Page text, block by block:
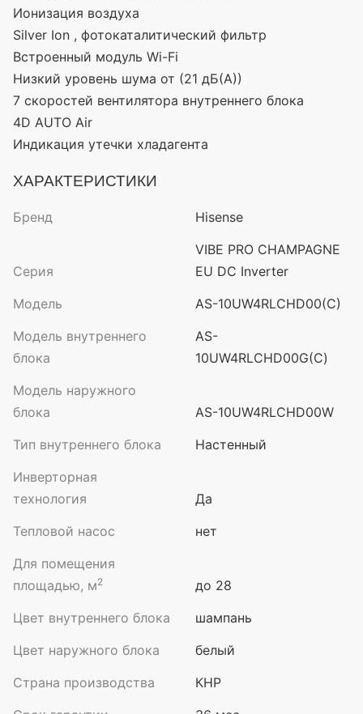
Ионизация воздуха
Silver Ion , фотокаталитический фильтр
Встроенный модуль Wi-Fi
Низкий уровень шума от (21 дБ(А))
7 скоростей вентилятора внутреннего блока
4D AUTO Air
Индикация утечки хладагента
ХАРАКТЕРИСТИКИ
Бренд Hisense
Серия
VIBE PRO CHAMPAGNE
EU DC Inverter
Модель
AS-10UW4RLCHD00(C)
Модель внутреннего
блока
AS-
10UW4RLCHD00G(С)
Модель наружного
блока
AS-10UW4RLCHD00W
Тип внутреннего блока
Настенный
Инверторная
технология
Да
Тепловой насос
нет
Для помещения
площадью, м2
до 28
Цвет внутреннего блока
шампань
Цвет наружного блока
белый
Страна производства
КНР